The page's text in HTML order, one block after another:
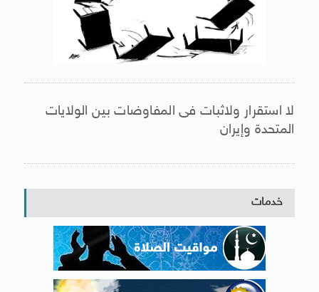
لا استقرار ولاثبات فى المفاوضات بين الولايات
المتحدة وإيران
خدمات